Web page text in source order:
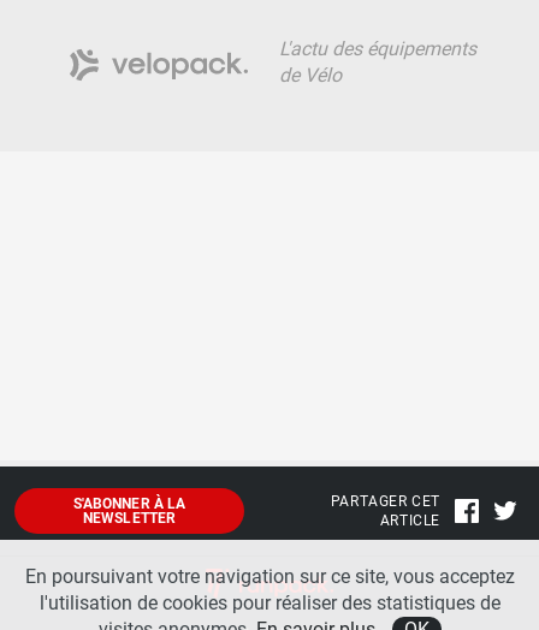
L'actu des équipements
de Vélo
S'ABONNER À LA
NEWSLETTER
PARTAGER CET
ARTICLE
En poursuivant votre navigation sur ce site, vous acceptez
l'utilisation de cookies pour réaliser des statistiques de